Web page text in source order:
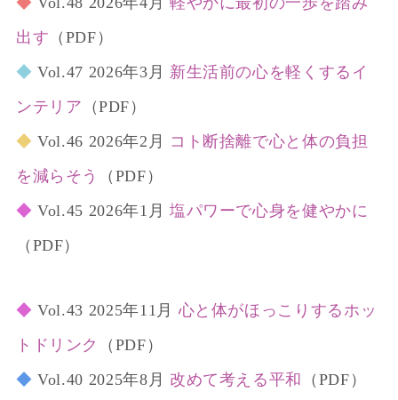
出す （PDF）
◆ Vol.47 2026年3月 新生活前の心を軽くするイ
ンテリア （PDF）
◆ Vol.46 2026年2月
コト断捨離で心と体の負担
を減らそう
（PDF）
◆ Vol.45 2026年1月 塩パワーで心身を健やかに
（PDF）
◆ Vol.43 2025年11月心と体がほっこりするホッ
トドリンク
（PDF）
◆ Vol.40 2025年8月 改めて考える平和
（PDF）